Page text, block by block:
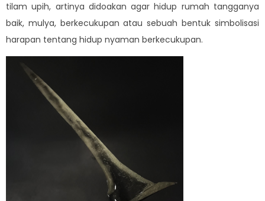
tilam upih, artinya didoakan agar hidup rumah tangganya
baik, mulya, berkecukupan atau sebuah bentuk simbolisasi
harapan tentang hidup nyaman berkecukupan.